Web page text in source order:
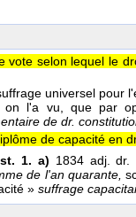
vote selon lequel le
universel pour
on l'a vu, que par
de dr.
de capacité en
1. a) 1834 adj. dr.
de l'an quarante,
» suffrage